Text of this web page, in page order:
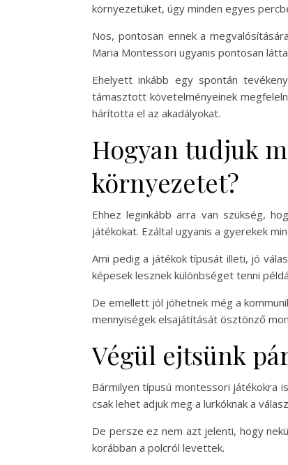
környezetüket, úgy minden egyes
Nos, pontosan ennek a
Maria Montessori ugyanis pontosan
Ehelyett inkább egy spontán
támasztott követelményeinek
hárította el az akadályokat.
Hogyan tudjuk
környezetet?
Ehhez leginkább arra van szükség,
játékokat. Ezáltal ugyanis a gyerekek
Ami pedig a játékok típusát illeti, jó
képesek lesznek különbséget tenni
De emellett jól jöhetnek még a
mennyiségek elsajátítását ösztönző
Végül ejtsünk
Bármilyen típusú montessori játékokra
csak lehet adjuk meg a lurkóknak a
De persze ez nem azt jelenti, hogy
korábban a polcról levettek.